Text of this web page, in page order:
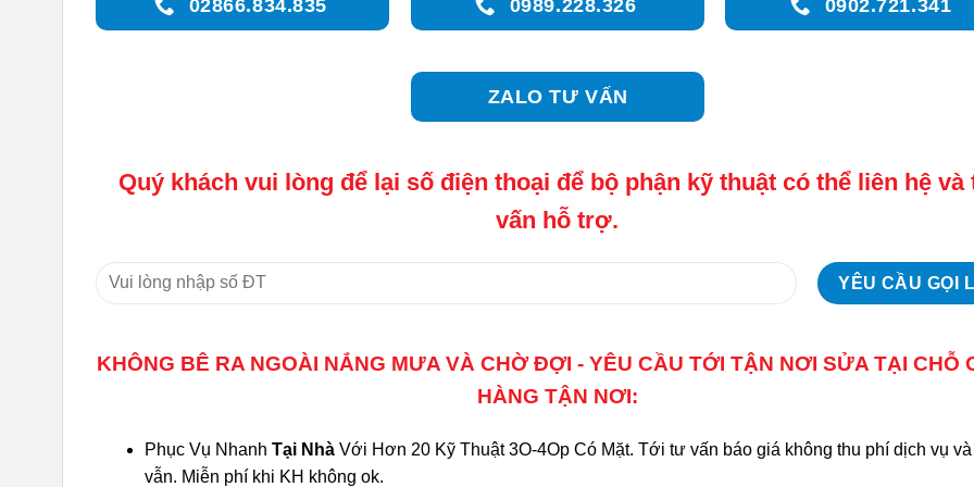
02866.834.835 0989.228.326 0902.721.341
ZALO TƯ VẤN
Quý khách vui lòng để lại số điện thoại để bộ phận kỹ thuật có thể liên hệ và
vấn hỗ trợ.
KHÔNG BÊ RA NGOÀI NẮNG MƯA VÀ CHỜ ĐỢI - YÊU CẦU TỚI TẬN NƠI SỬA TẠI CHỖ
HÀNG TẬN NƠI:
Phục Vụ Nhanh Tại Nhà Với Hơn 20 Kỹ Thuật 3O-4Op Có Mặt. Tới tư vấn báo giá không thu phí dịch vụ
vẫn. Miễn phí khi KH không ok.